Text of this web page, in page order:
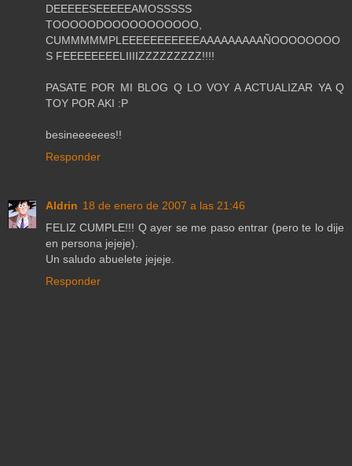
DEEEEESEEEEEAMOSSSSS
TOOOOODOOOOOOOOOOO,
CUMMMMMPLEEEEEEEEEEEAAAAAAAAAÑOOOOOOOO
S FEEEEEEEELIIIIZZZZZZZZZ!!!!
PASATE POR MI BLOG Q LO VOY A ACTUALIZAR YA Q
TOY POR AKI :P
besineeeeees!!
Responder
Aldrin 18 de enero de 2007 a las 21:46
FELIZ CUMPLE!!! Q ayer se me paso entrar (pero te lo dije
en persona jejeje).
Un saludo abuelete jejeje.
Responder